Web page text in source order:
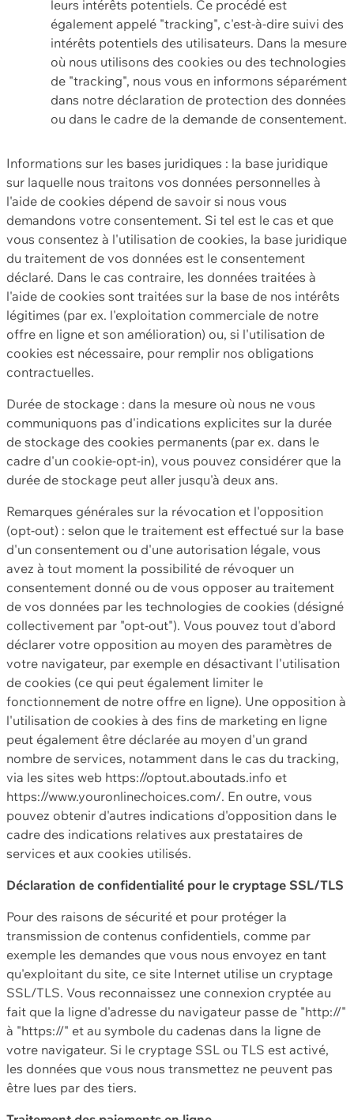
leurs intérêts potentiels. Ce procédé est
également appelé "tracking", c'est-à-dire suivi des
intérêts potentiels des utilisateurs. Dans la mesure
où nous utilisons des cookies ou des technologies
de "tracking", nous vous en informons séparément
dans notre déclaration de protection des données
ou dans le cadre de la demande de consentement.
Informations sur les bases juridiques : la base juridique
sur laquelle nous traitons vos données personnelles à
l'aide de cookies dépend de savoir si nous vous
demandons votre consentement. Si tel est le cas et que
vous consentez à l'utilisation de cookies, la base juridique
du traitement de vos données est le consentement
déclaré. Dans le cas contraire, les données traitées à
l'aide de cookies sont traitées sur la base de nos intérêts
légitimes (par ex. l'exploitation commerciale de notre
offre en ligne et son amélioration) ou, si l'utilisation de
cookies est nécessaire, pour remplir nos obligations
contractuelles.
Durée de stockage : dans la mesure où nous ne vous
communiquons pas d'indications explicites sur la durée
de stockage des cookies permanents (par ex. dans le
cadre d'un cookie-opt-in), vous pouvez considérer que la
durée de stockage peut aller jusqu'à deux ans.
Remarques générales sur la révocation et l'opposition
(opt-out) : selon que le traitement est effectué sur la base
d'un consentement ou d'une autorisation légale, vous
avez à tout moment la possibilité de révoquer un
consentement donné ou de vous opposer au traitement
de vos données par les technologies de cookies (désigné
collectivement par "opt-out"). Vous pouvez tout d'abord
déclarer votre opposition au moyen des paramètres de
votre navigateur, par exemple en désactivant l'utilisation
de cookies (ce qui peut également limiter le
fonctionnement de notre offre en ligne). Une opposition à
l'utilisation de cookies à des fins de marketing en ligne
peut également être déclarée au moyen d'un grand
nombre de services, notamment dans le cas du tracking,
via les sites web https://optout.aboutads.info et
https://www.youronlinechoices.com/. En outre, vous
pouvez obtenir d'autres indications d'opposition dans le
cadre des indications relatives aux prestataires de
services et aux cookies utilisés.
Déclaration de confidentialité pour le cryptage SSL/TLS
Pour des raisons de sécurité et pour protéger la
transmission de contenus confidentiels, comme par
exemple les demandes que vous nous envoyez en tant
qu'exploitant du site, ce site Internet utilise un cryptage
SSL/TLS. Vous reconnaissez une connexion cryptée au
fait que la ligne d'adresse du navigateur passe de "http://"
à "https://" et au symbole du cadenas dans la ligne de
votre navigateur. Si le cryptage SSL ou TLS est activé,
les données que vous nous transmettez ne peuvent pas
être lues par des tiers.